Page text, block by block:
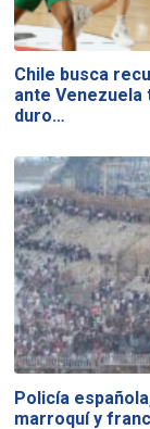
Chile busca
ante Venezuela
duro…
Policía
marroquí y